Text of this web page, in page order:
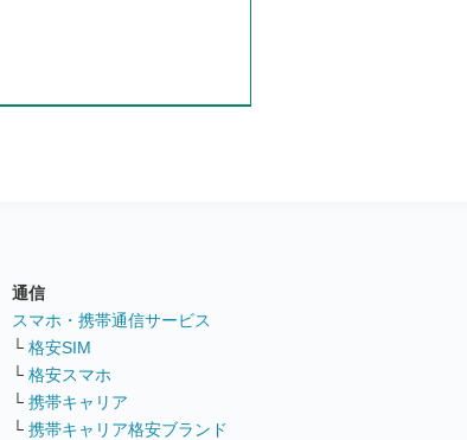
通信
スマホ・携帯通信サービス
└ 格安SIM
└ 格安スマホ
└ 携帯キャリア
└ 携帯キャリア格安ブランド